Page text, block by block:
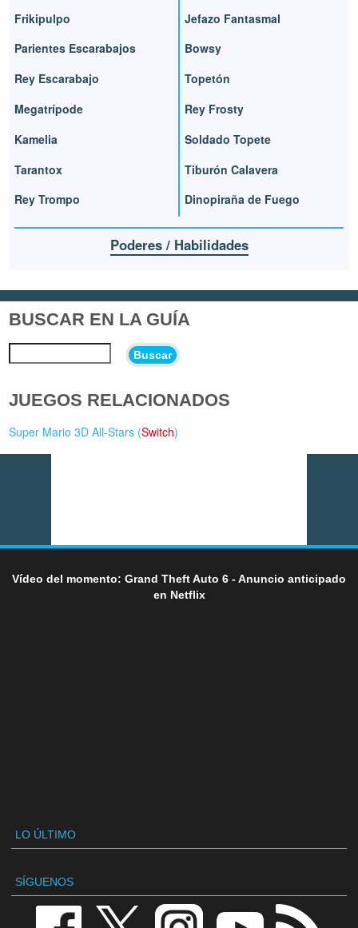
Frikipulpo
Parientes Escarabajos
Rey Escarabajo
Megatrípode
Kamelia
Tarantox
Rey Trompo
Jefazo Fantasmal
Bowsy
Topetón
Rey Frosty
Soldado Topete
Tiburón Calavera
Dinopiraña de Fuego
Poderes / Habilidades
BUSCAR EN LA GUÍA
Buscar
JUEGOS RELACIONADOS
Super Mario 3D All-Stars (Switch)
Vídeo del momento: Grand Theft Auto 6 - Anuncio anticipado
en Netflix
LO ÚLTIMO
SÍGUENOS